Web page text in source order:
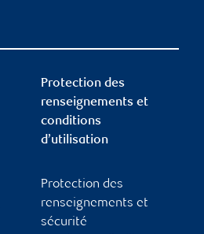
Protection des
renseignements et
conditions
d’utilisation
Protection des
renseignements et
sécurité